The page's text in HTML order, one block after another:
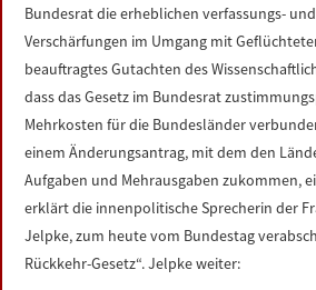
Bundesrat die erheblichen verfassungs-
Verschärfungen im Umgang mit
beauftragtes Gutachten des
dass das Gesetz im Bundesrat
Mehrkosten für die Bundesländer
einem Änderungsantrag, mit dem den
Aufgaben und Mehrausgaben zukommen,
erklärt die innenpolitische Sprecherin der
Jelpke, zum heute vom Bundestag
Rückkehr-Gesetz“. Jelpke weiter: